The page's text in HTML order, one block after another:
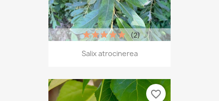
Salix atrocinerea
(2)
favorite_border